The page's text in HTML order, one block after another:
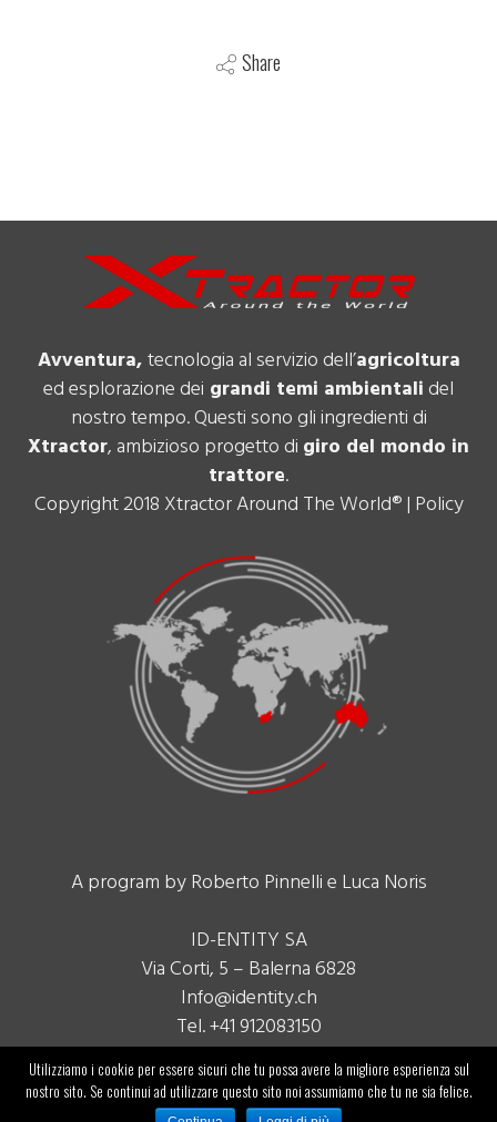
Share
Avventura,tecnologia al servizio dell’agricoltura
ed esplorazione dei grandi temi ambientalidel
nostro tempo. Questi sono gli ingredienti di
Xtractor, ambizioso progetto di giro del mondo in
trattore.
Copyright 2018 Xtractor Around The World® | Policy
A program by Roberto Pinnelli e Luca Noris
ID-ENTITY SA
Via Corti, 5 – Balerna 6828
Info@identity.ch
Tel. +41 912083150
Utilizziamo i cookie per essere sicuri che tu possa avere la migliore esperienza sul
nostro sito. Se continui ad utilizzare questo sito noi assumiamo che tu ne sia felice.